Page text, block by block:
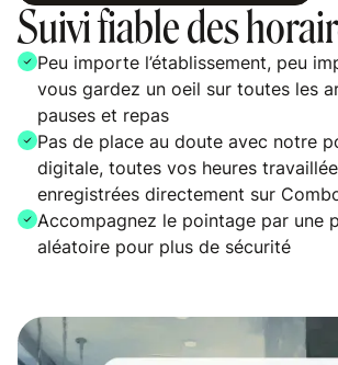
Suivi fiable des
Peu importe l’établissement, peu
vous gardez un oeil sur toutes les
pauses et repas
Pas de place au doute avec notre
digitale, toutes vos heures
enregistrées directement sur
Accompagnez le pointage par une
aléatoire pour plus de sécurité